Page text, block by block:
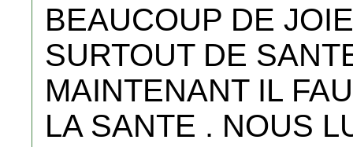
BEAUCOUP DE
SURTOUT DE
MAINTENANT IL
LA SANTE . NOUS